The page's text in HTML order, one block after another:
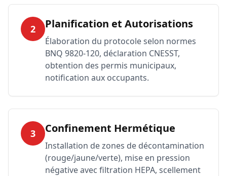
2 Planification et Autorisations
Élaboration du protocole selon normes
BNQ 9820-120, déclaration CNESST,
obtention des permis municipaux,
notification aux occupants.
3 Confinement Hermétique
Installation de zones de décontamination
(rouge/jaune/verte), mise en pression
négative avec filtration HEPA, scellement